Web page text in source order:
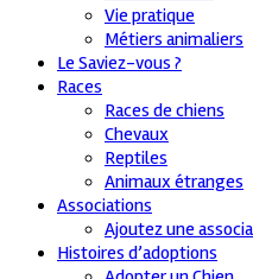
Vie pratique
Métiers animaliers
Le Saviez-vous ?
Races
Races de chiens
Chevaux
Reptiles
Animaux étranges
Associations
Ajoutez une
Histoires d’adoptions